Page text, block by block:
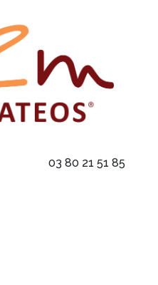
03 80 21 51 85